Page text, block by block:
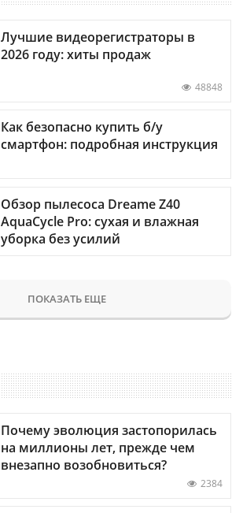
Лучшие видеорегистраторы в
2026 году: хиты продаж
48848
Как безопасно купить б/у
смартфон: подробная инструкция
Обзор пылесоса Dreame Z40
AquaCycle Pro: сухая и влажная
уборка без усилий
ПОКАЗАТЬ ЕЩЕ
Почему эволюция застопорилась
на миллионы лет, прежде чем
внезапно возобновиться?
2384